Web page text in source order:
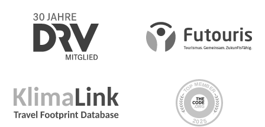
entspannen
Day 6 Caye Caulker nach San Ignacio
nachdem, wann wir von Caye Caulker aufbrechen,
haben wir vielleicht noch Zeit, um die Maya-Ruinen von
Xunantunich oder Cahal Pech zu besuchen oder eine
entspannte Runde im Mopan zu schwimmen